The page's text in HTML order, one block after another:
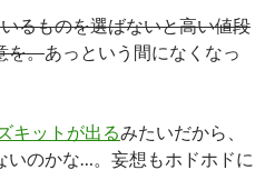
るものを選ばないと高い値段
を。あっという間になくなっ
キットが出るみたいだから、
いのかな…。妄想もホドホドに